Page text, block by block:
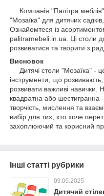
Компанія "Палітра
"Мозаїка" для дитячих
Ознайомтеся із
palitramebeli.in.ua. Ці столи
розвиватися та творити з
Висновок
Дитячі столи "Мозаїка" -
інструменти, що
розвивати важливі навички.
квадратна або шестигранна
творчість, мислення та
вибір для тих, хто хоче
захоплюючий та корисний
Інші статті рубрики
09.05.2025
Дитячий